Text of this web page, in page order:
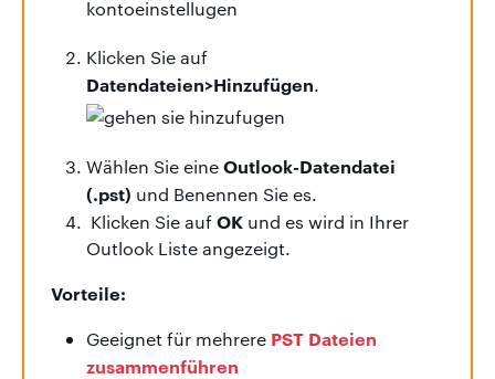
Klicken Sie auf
Datendateien>Hinzufügen.
Wählen Sie eineOutlook-Datendatei
(.pst) und Benennen Sie es.
Klicken Sie aufOK und es wird in Ihrer
Outlook Liste angezeigt.
Vorteile:
Geeignet für mehrere PST Dateien
zusammenführen